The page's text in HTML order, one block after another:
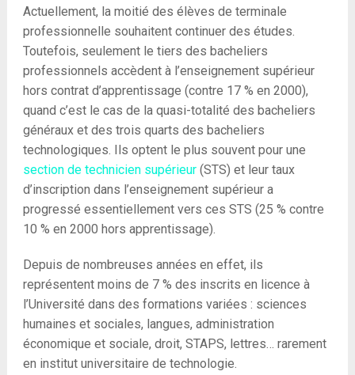
Actuellement, la moitié des élèves de terminale
professionnelle souhaitent continuer des études.
Toutefois, seulement le tiers des bacheliers
professionnels accèdent à l’enseignement supérieur
hors contrat d’apprentissage (contre 17 % en 2000),
quand c’est le cas de la quasi-totalité des bacheliers
généraux et des trois quarts des bacheliers
technologiques. Ils optent le plus souvent pour une
section de technicien supérieur(STS) et leur taux
d’inscription dans l’enseignement supérieur a
progressé essentiellement vers ces STS (25 % contre
10 % en 2000 hors apprentissage).
Depuis de nombreuses années en effet, ils
représentent moins de 7 % des inscrits en licence à
l’Université dans des formations variées : sciences
humaines et sociales, langues, administration
économique et sociale, droit, STAPS, lettres… rarement
en institut universitaire de technologie.